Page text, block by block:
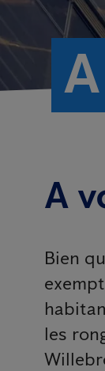
A
Bien
les